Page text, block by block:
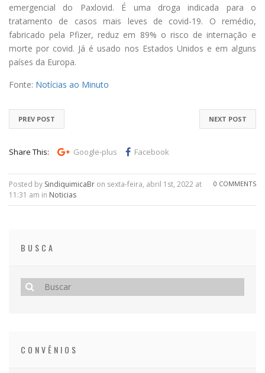
emergencial do Paxlovid. É uma droga indicada para o
tratamento de casos mais leves de covid-19. O remédio,
fabricado pela Pfizer, reduz em 89% o risco de internação e
morte por covid. Já é usado nos Estados Unidos e em alguns
países da Europa.
Fonte: Notícias ao Minuto
NEXT POST
PREV POST
Share This: Google-plus Facebook
0 COMMENTS
Posted by SindiquimicaBr on sexta-feira, abril 1st, 2022 at
11:31 am in Noticias
BUSCA
CONVÊNIOS